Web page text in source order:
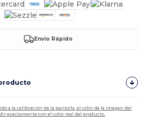
Envío Rápido
a la calibración de la pantalla, el color de la imagen del
exactamente con el color real del producto.